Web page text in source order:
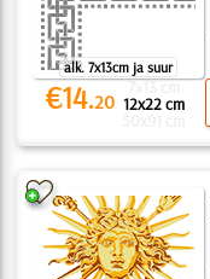
alk. 7x13cm ja suur
€14.20
7x13 cm
12x22 cm